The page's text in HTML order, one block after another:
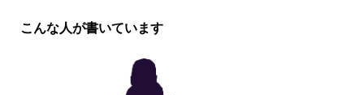
こんな人が書いています